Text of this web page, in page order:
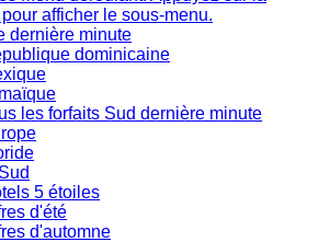
afficher le sous-menu.
dernière minute
dominicaine
les forfaits Sud dernière minute
5 étoiles
d'été
d'automne